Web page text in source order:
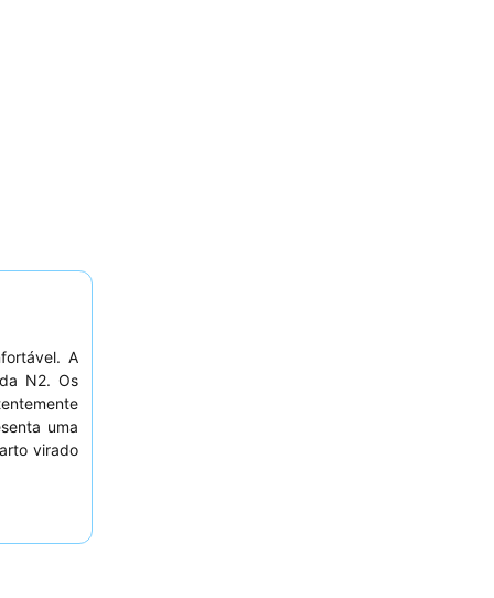
A
N2. Os
uma
virado